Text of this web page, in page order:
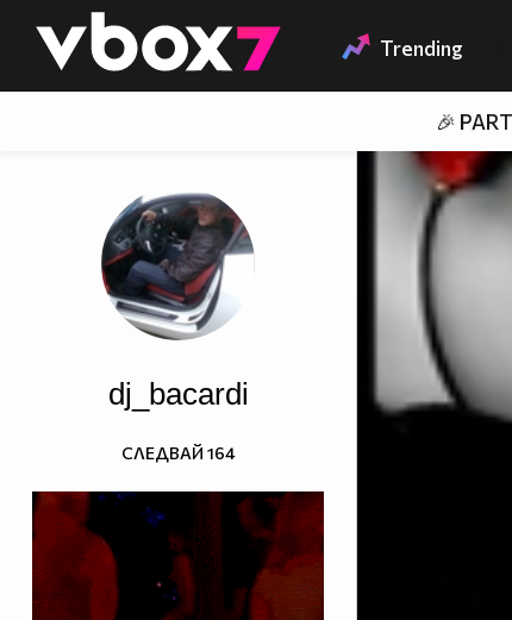
👾 Trending
🎉
dj_bacardi
СЛЕДВАЙ 164